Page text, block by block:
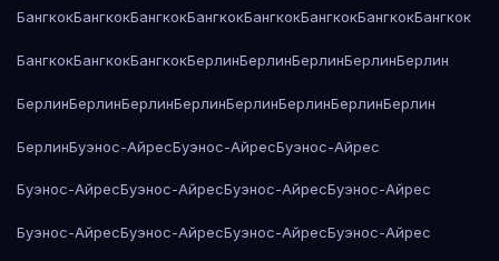
БангкокБангкокБангкокБангкокБангкокБангкокБангкокБангкок
БангкокБангкокБангкокБерлинБерлинБерлинБерлинБерлин
БерлинБерлинБерлинБерлинБерлинБерлинБерлинБерлин
БерлинБуэнос-АйресБуэнос-АйресБуэнос-Айрес
Буэнос-АйресБуэнос-АйресБуэнос-АйресБуэнос-Айрес
Буэнос-АйресБуэнос-АйресБуэнос-АйресБуэнос-Айрес